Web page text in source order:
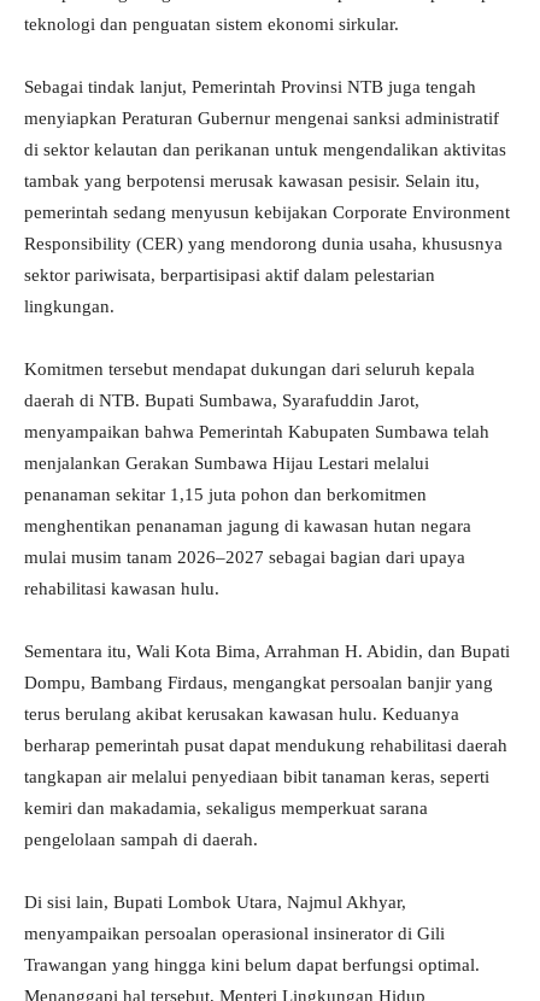
teknologi dan penguatan sistem ekonomi sirkular.
Sebagai tindak lanjut, Pemerintah Provinsi NTB juga tengah
menyiapkan Peraturan Gubernur mengenai sanksi administratif
di sektor kelautan dan perikanan untuk mengendalikan aktivitas
tambak yang berpotensi merusak kawasan pesisir. Selain itu,
pemerintah sedang menyusun kebijakan Corporate Environment
Responsibility (CER) yang mendorong dunia usaha, khususnya
sektor pariwisata, berpartisipasi aktif dalam pelestarian
lingkungan.
Komitmen tersebut mendapat dukungan dari seluruh kepala
daerah di NTB. Bupati Sumbawa, Syarafuddin Jarot,
menyampaikan bahwa Pemerintah Kabupaten Sumbawa telah
menjalankan Gerakan Sumbawa Hijau Lestari melalui
penanaman sekitar 1,15 juta pohon dan berkomitmen
menghentikan penanaman jagung di kawasan hutan negara
mulai musim tanam 2026–2027 sebagai bagian dari upaya
rehabilitasi kawasan hulu.
Sementara itu, Wali Kota Bima, Arrahman H. Abidin, dan Bupati
Dompu, Bambang Firdaus, mengangkat persoalan banjir yang
terus berulang akibat kerusakan kawasan hulu. Keduanya
berharap pemerintah pusat dapat mendukung rehabilitasi daerah
tangkapan air melalui penyediaan bibit tanaman keras, seperti
kemiri dan makadamia, sekaligus memperkuat sarana
pengelolaan sampah di daerah.
Di sisi lain, Bupati Lombok Utara, Najmul Akhyar,
menyampaikan persoalan operasional insinerator di Gili
Trawangan yang hingga kini belum dapat berfungsi optimal.
Menanggapi hal tersebut, Menteri Lingkungan Hidup